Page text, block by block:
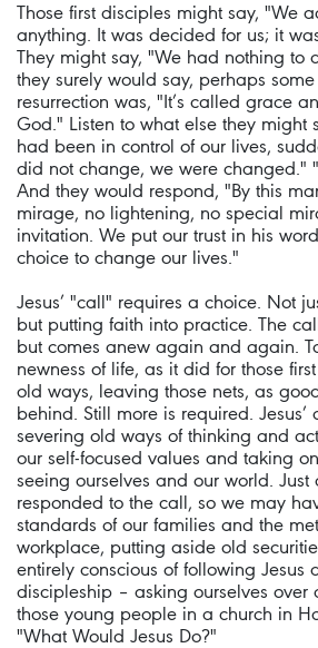
Those first disciples might say, "We
anything. It was decided for us; it
They might say, "We had nothing to
they surely would say, perhaps
resurrection was, "It’s called grace
God." Listen to what else they might
had been in control of our lives,
did not change, we were changed."
And they would respond, "By this
mirage, no lightening, no special
invitation. We put our trust in his
choice to change our lives."
Jesus’ "call" requires a choice. Not
but putting faith into practice. The
but comes anew again and again.
newness of life, as it did for those
old ways, leaving those nets, as
behind. Still more is required. Jesus’
severing old ways of thinking and
our self-focused values and taking
seeing ourselves and our world. Just
responded to the call, so we may
standards of our families and the
workplace, putting aside old
entirely conscious of following Jesus
discipleship – asking ourselves over
those young people in a church in
"What Would Jesus Do?"